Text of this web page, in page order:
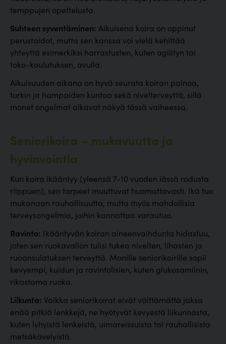
temppujen opettelusta.
Suhteen syventäminen: Aikuisena koira on oppinut
perustaidot, mutta sen kanssa voi vielä kehittää
yhteyttä esimerkiksi harrastusten, kuten agilityn tai
toko-koulutuksen, avulla.
Aikuisuuden aikana on hyvä seurata koiran painoa,
turkin ja hampaiden kuntoa sekä nivelterveyttä, sillä
monet ongelmat alkavat näkyä tässä vaiheessa.
Seniorikoira – mukavuutta ja
hyvinvointia
Kun koira ikääntyy (yleensä 7-10 vuoden iässä rodusta
riippuen), sen tarpeet muuttuvat huomattavasti. Ikä tuo
mukanaan rauhallisuutta, mutta myös mahdollisia
terveysongelmia, joihin kannattaa varautua.
Ravinto: Ikääntyvän koiran aineenvaihdunta hidastuu,
joten sen ruokavalion tulisi tukea nivelten, lihasten ja
ruoansulatuksen terveyttä. Monille seniorikoirille sopii
kevyempi, kuidun ja ravintolisien, kuten glukosamiinin,
rikastama ruoka.
Liikunta: Vaikka seniorikoirat eivät välttämättä jaksa
enää pitkiä lenkkejä, ne hyötyvät kevyestä liikunnasta,
kuten lyhyistä lenkeistä, uimareissuista tai rauhallisista
metsäkävelyistä.